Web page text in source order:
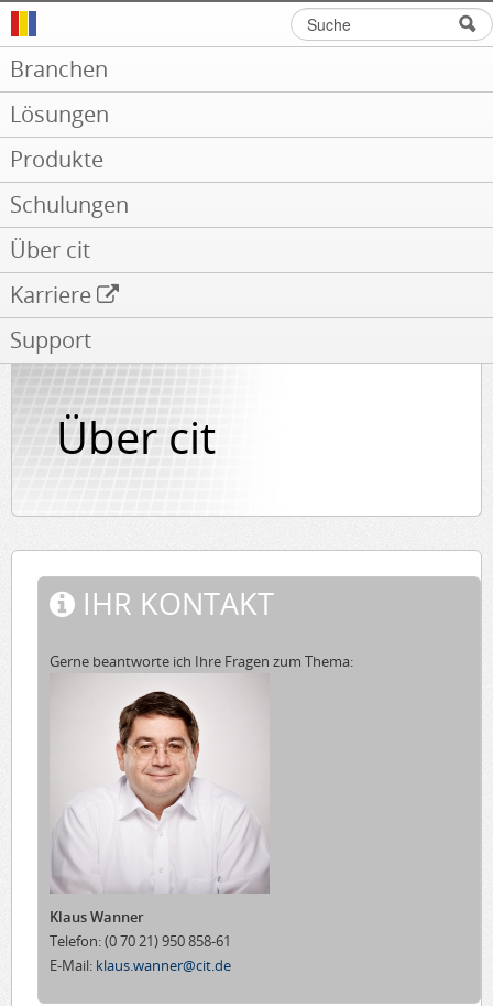
Branchen
Lösungen
Produkte
Schulungen
Über cit
Karriere
Support
Suchformular
Suche
Über cit
IHR KONTAKT
Gerne beantworte ich Ihre Fragen zum Thema:
Klaus Wanner
Telefon:(0 70 21) 950 858-61
E-Mail: klaus.wanner@cit.de